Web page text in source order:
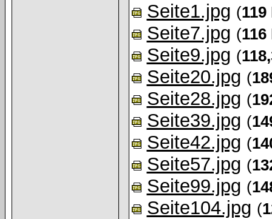
Seite1.jpg (119
Seite7.jpg (116
Seite9.jpg (
Seite20.jpg (
Seite28.jpg (
Seite39.jpg (
Seite42.jpg (
Seite57.jpg (
Seite99.jpg (
Seite104.jpg (